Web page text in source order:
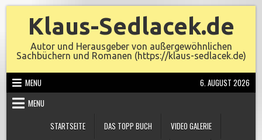
Klaus-Sedlacek.de
Autor und Herausgeber von außergewöhnlichen
Sachbüchern und Romanen (https://klaus-sedlacek.de)
MENU
6. AUGUST 2026
MENU
STARTSEITE
DAS TOPP BUCH VIDEO GALERIE